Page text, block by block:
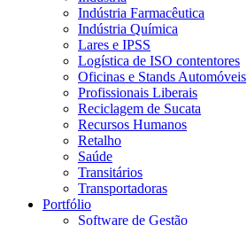
Indústria Farmacêutica
Indústria Química
Lares e IPSS
Logística de ISO contentores
Oficinas e Stands Automóveis
Profissionais Liberais
Reciclagem de Sucata
Recursos Humanos
Retalho
Saúde
Transitários
Transportadoras
Portfólio
Software de Gestão